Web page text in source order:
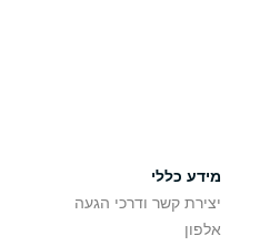
מידע כללי
יצירת קשר ודרכי הגעה
אלפון